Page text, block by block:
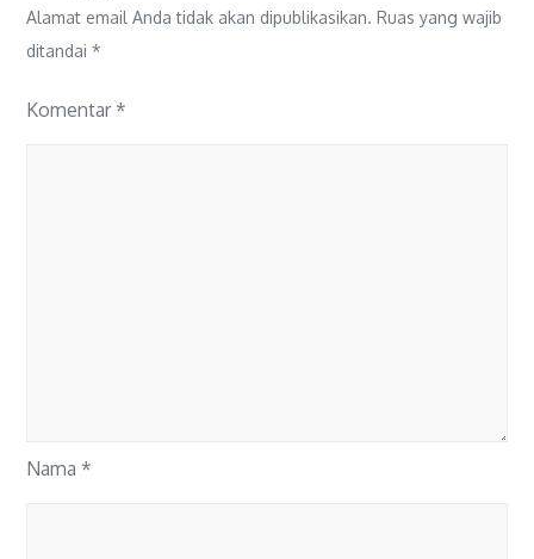
Alamat email Anda tidak akan dipublikasikan. Ruas yang wajib
ditandai*
Komentar *
Nama *